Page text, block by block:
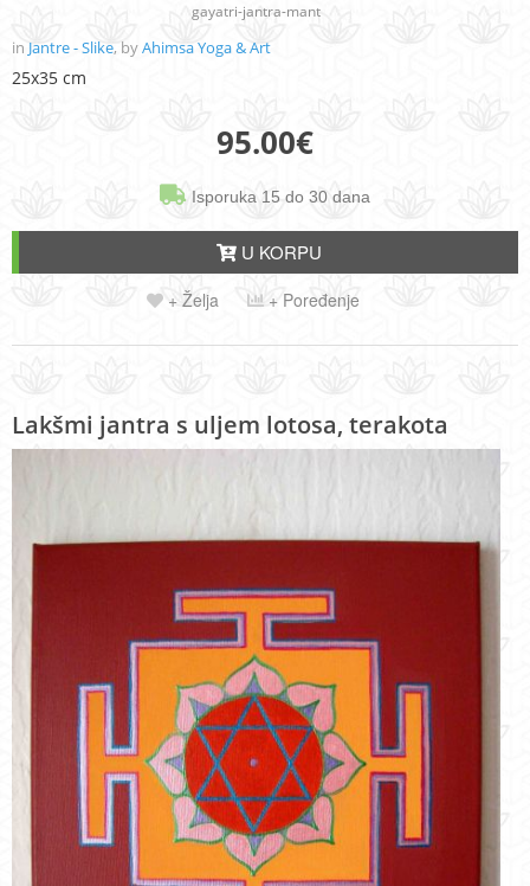
gayatri-jantra-mant
in Jantre - Slike, byAhimsa Yoga & Art
25x35 cm
95.00€
Isporuka 15 do 30 dana
U KORPU
+ Želja + Poređenje
Lakšmi jantra s uljem lotosa, terakota